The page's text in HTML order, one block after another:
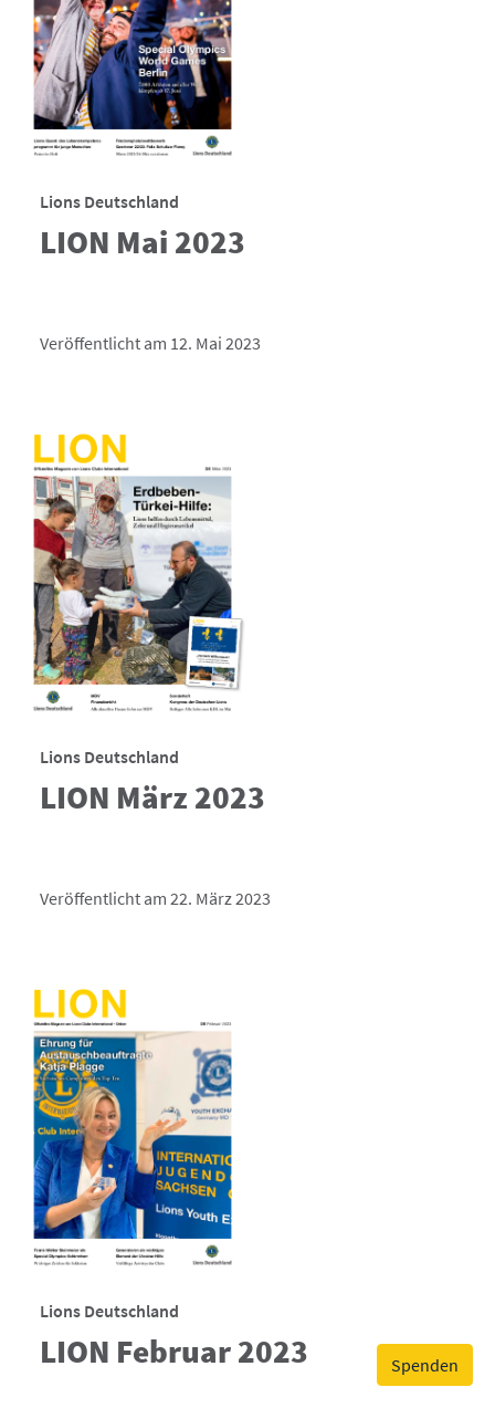
Spenden
Lions Deutschland
LION Mai 2023
Veröffentlicht am 12. Mai 2023
Lions Deutschland
LION März 2023
Veröffentlicht am 22. März 2023
Lions Deutschland
LION Februar 2023